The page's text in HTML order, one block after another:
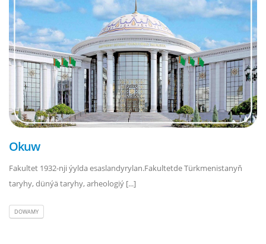
Okuw
Fakultet 1932-nji ýylda esaslandyrylan.Fakultetde Türkmenistanyň
taryhy, dünýä taryhy, arheologiý [...]
DOWAMY